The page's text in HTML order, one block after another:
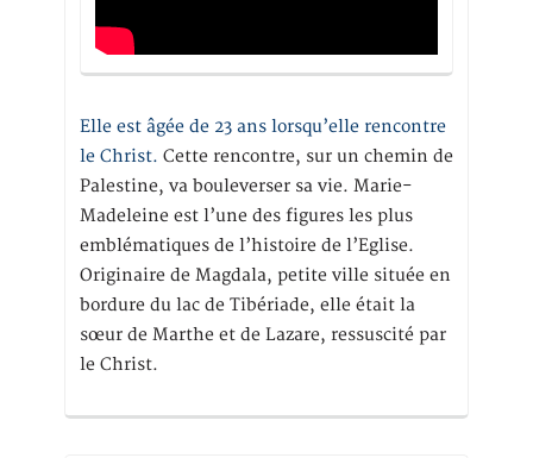
Elle est âgée de 23 ans lorsqu’elle rencontre
le Christ. Cette rencontre, sur un chemin de
Palestine, va bouleverser sa vie. Marie-
Madeleine est l’une des figures les plus
emblématiques de l’histoire de l’Eglise.
Originaire de Magdala, petite ville située en
bordure du lac de Tibériade, elle était la
sœur de Marthe et de Lazare, ressuscité par
le Christ.